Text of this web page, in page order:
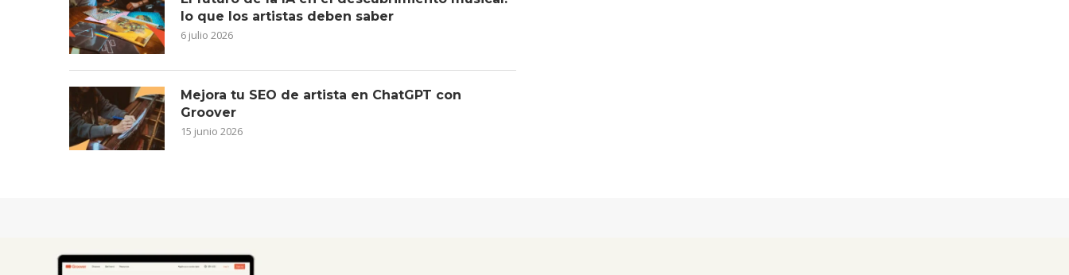
lo que los artistas deben saber
6 julio 2026
Mejora tu SEO de artista en ChatGPT con
Groover
15 junio 2026